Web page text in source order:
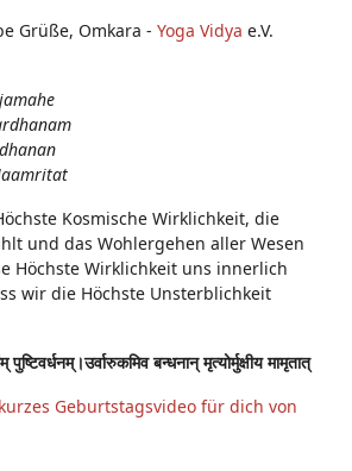
Grüße, Omkara - Yoga Vidya e.V.
Kosmische Wirklichkeit, die
und das Wohlergehen aller Wesen
Höchste Wirklichkeit uns innerlich
wir die Höchste Unsterblichkeit
बन्धनान् मृत्योर्मुक्षीय मामृतात्
Geburtstagsvideo für dich von